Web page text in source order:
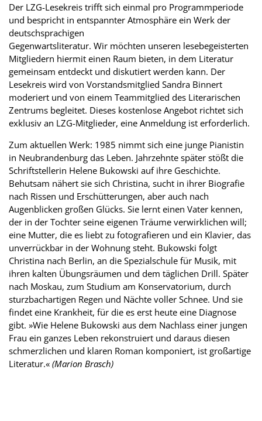
Der LZG-Lesekreis trifft sich einmal pro Programmperiode
und bespricht in entspannter Atmosphäre ein Werk der
deutschsprachigen
Gegenwartsliteratur. Wir möchten unseren lesebegeisterten
Mitgliedern hiermit einen Raum bieten, in dem Literatur
gemeinsam entdeckt und diskutiert werden kann. Der
Lesekreis wird von Vorstandsmitglied Sandra Binnert
moderiert und von einem Teammitglied des Literarischen
Zentrums begleitet. Dieses kostenlose Angebot richtet sich
exklusiv an LZG-Mitglieder, eine Anmeldung ist erforderlich.
Zum aktuellen Werk: 1985 nimmt sich eine junge Pianistin
in Neubrandenburg das Leben. Jahrzehnte später stößt die
Schriftstellerin Helene Bukowski auf ihre Geschichte.
Behutsam nähert sie sich Christina, sucht in ihrer Biografie
nach Rissen und Erschütterungen, aber auch nach
Augenblicken großen Glücks. Sie lernt einen Vater kennen,
der in der Tochter seine eigenen Träume verwirklichen will;
eine Mutter, die es liebt zu fotografieren und ein Klavier, das
unverrückbar in der Wohnung steht. Bukowski folgt
Christina nach Berlin, an die Spezialschule für Musik, mit
ihren kalten Übungsräumen und dem täglichen Drill. Später
nach Moskau, zum Studium am Konservatorium, durch
sturzbachartigen Regen und Nächte voller Schnee. Und sie
findet eine Krankheit, für die es erst heute eine Diagnose
gibt. »Wie Helene Bukowski aus dem Nachlass einer jungen
Frau ein ganzes Leben rekonstruiert und daraus diesen
schmerzlichen und klaren Roman komponiert, ist großartige
Literatur.« (Marion Brasch)